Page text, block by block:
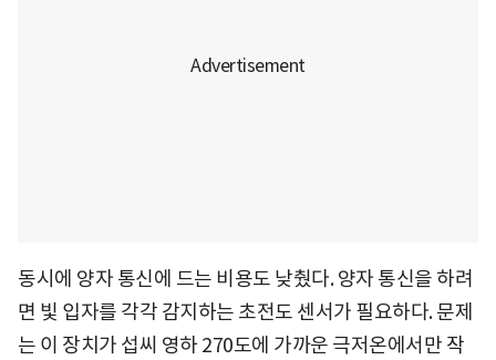
동시에 양자 통신에 드는 비용도 낮췄다. 양자 통신을 하려
면 빛 입자를 각각 감지하는 초전도 센서가 필요하다. 문제
는 이 장치가 섭씨 영하 270도에 가까운 극저온에서만 작